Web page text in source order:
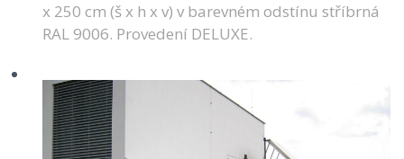
x 250 cm (š x h x v) v barevném odstínu stříbrná
RAL 9006. Provedení DELUXE.